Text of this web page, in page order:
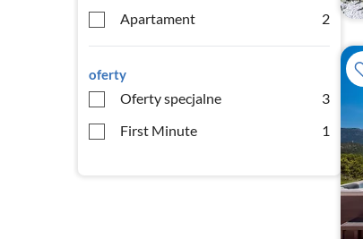
Apartament
2
oferty
Oferty specjalne
3
First Minute
1